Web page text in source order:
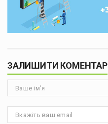
ЗАЛИШИТИ КОМЕНТАР